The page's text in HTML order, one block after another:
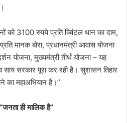
को 3100 रुपये प्रति क्विंटल धान का दाम,
मानक बोरा, प्रधानमंत्री आवास योजना
योजना, मुख्यमंत्री तीर्थ योजना – यह
साय सरकार पूरा कर रही है। सुशासन तिहार
का महाअभियान है।”
ही मालिक है”